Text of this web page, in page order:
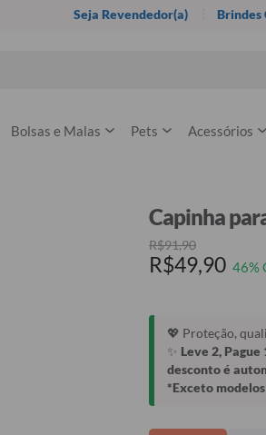
Seja Revendedor(a)
Bolsas e Malas Pets Acessórios
Capinha
R$91,90
R$49,90 46%
💖 Proteção,
✨ Leve 2, Pague
desconto é
*Exceto